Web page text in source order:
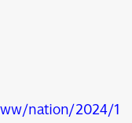
nation/2024/1